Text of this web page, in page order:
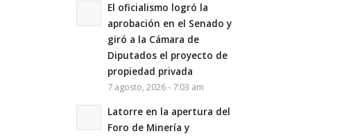
El oficialismo logró la
aprobación en el Senado y
giró a la Cámara de
Diputados el proyecto de
propiedad privada
7 agosto, 2026 - 7:03 am
Latorre en la apertura del
Foro de Minería y